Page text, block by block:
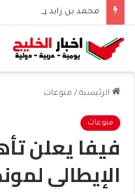
الرئيسية / منوعات
منوعات
فيفا يعلن
الإيطالي